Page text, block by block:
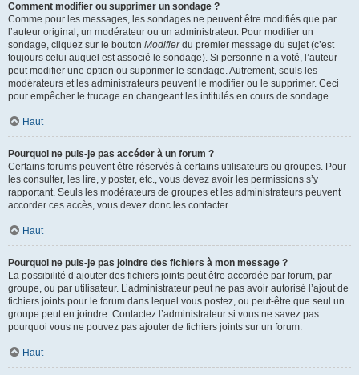
Comment modifier ou supprimer un sondage ?
Comme pour les messages, les sondages ne peuvent être modifiés que par
l’auteur original, un modérateur ou un administrateur. Pour modifier un
sondage, cliquez sur le bouton Modifierdu premier message du sujet (c’est
toujours celui auquel est associé le sondage). Si personne n’a voté, l’auteur
peut modifier une option ou supprimer le sondage. Autrement, seuls les
modérateurs et les administrateurs peuvent le modifier ou le supprimer. Ceci
pour empêcher le trucage en changeant les intitulés en cours de sondage.
Haut
Pourquoi ne puis-je pas accéder à un forum ?
Certains forums peuvent être réservés à certains utilisateurs ou groupes. Pour
les consulter, les lire, y poster, etc., vous devez avoir les permissions s’y
rapportant. Seuls les modérateurs de groupes et les administrateurs peuvent
accorder ces accès, vous devez donc les contacter.
Haut
Pourquoi ne puis-je pas joindre des fichiers à mon message ?
La possibilité d’ajouter des fichiers joints peut être accordée par forum, par
groupe, ou par utilisateur. L’administrateur peut ne pas avoir autorisé l’ajout de
fichiers joints pour le forum dans lequel vous postez, ou peut-être que seul un
groupe peut en joindre. Contactez l’administrateur si vous ne savez pas
pourquoi vous ne pouvez pas ajouter de fichiers joints sur un forum.
Haut